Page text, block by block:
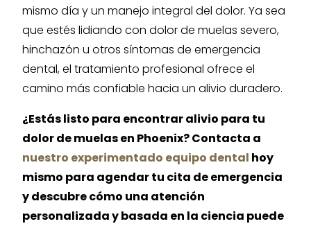
mismo día y un manejo integral del dolor. Ya sea
que estés lidiando con dolor de muelas severo,
hinchazón u otros síntomas de emergencia
dental, el tratamiento profesional ofrece el
camino más confiable hacia un alivio duradero.
¿Estás listo para encontrar alivio para tu
dolor de muelas en Phoenix? Contacta a
nuestro experimentado equipo dental hoy
mismo para agendar tu cita de emergencia
y descubre cómo una atención
personalizada y basada en la ciencia puede